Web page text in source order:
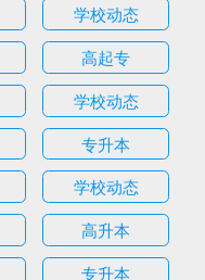
学校动态
高起专
学校动态
专升本
学校动态
高升本
专升本